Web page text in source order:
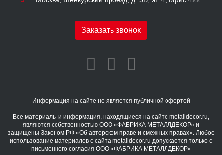
Заказать звонок
Информация на сайте не является публичной офертой
Все материалы и информация, находящиеся на сайте metalldecor.ru,
являются собственностью ООО «ФАБРИКА МЕТАЛЛДЕКОР» и
защищены Законом РФ «Об авторском праве и смежных правах». Любое
использование материалов с сайта metalldecor.ru допускается только с
письменного согласия ООО «ФАБРИКА МЕТАЛЛДЕКОР»